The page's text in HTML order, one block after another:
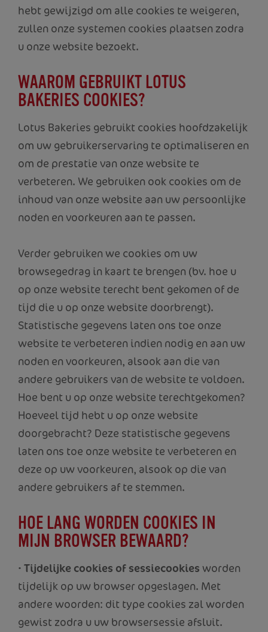
hebt gewijzigd om alle cookies te weigeren,
zullen onze systemen cookies plaatsen zodra
u onze website bezoekt.
WAAROM GEBRUIKT LOTUS
BAKERIES COOKIES?
Lotus Bakeries gebruikt cookies hoofdzakelijk
om uw gebruikerservaring te optimaliseren en
om de prestatie van onze website te
verbeteren. We gebruiken ook cookies om de
inhoud van onze website aan uw persoonlijke
noden en voorkeuren aan te passen.
Verder gebruiken we cookies om uw
browsegedrag in kaart te brengen (bv. hoe u
op onze website terecht bent gekomen of de
tijd die u op onze website doorbrengt).
Statistische gegevens laten ons toe onze
website te verbeteren indien nodig en aan uw
noden en voorkeuren, alsook aan die van
andere gebruikers van de website te voldoen.
Hoe bent u op onze website terechtgekomen?
Hoeveel tijd hebt u op onze website
doorgebracht? Deze statistische gegevens
laten ons toe onze website te verbeteren en
deze op uw voorkeuren, alsook op die van
andere gebruikers af te stemmen.
HOE LANG WORDEN COOKIES IN
MIJN BROWSER BEWAARD?
• Tijdelijke cookies of sessiecookies worden
tijdelijk op uw browser opgeslagen. Met
andere woorden: dit type cookies zal worden
gewist zodra u uw browsersessie afsluit.